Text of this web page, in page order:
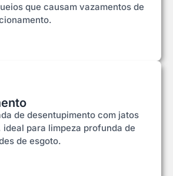
que causam vazamentos de
de desentupimento com jatos
ideal para limpeza profunda de
de esgoto.